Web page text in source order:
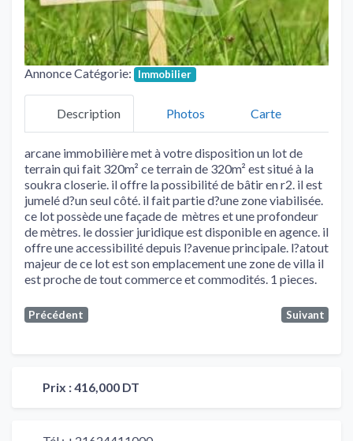
Annonce Catégorie: Immobilier
Description Photos Carte
arcane immobilière met à votre disposition un lot de
terrain qui fait 320m² ce terrain de 320m² est situé à la
soukra closerie. il offre la possibilité de bâtir en r2. il est
jumelé d?un seul côté. il fait partie d?une zone viabilisée.
ce lot possède une façade de mètres et une profondeur
de mètres. le dossier juridique est disponible en agence. il
offre une accessibilité depuis l?avenue principale. l?atout
majeur de ce lot est son emplacement une zone de villa il
est proche de tout commerce et commodités. 1 pieces.
Précédent Suivant
Prix :416,000 DT